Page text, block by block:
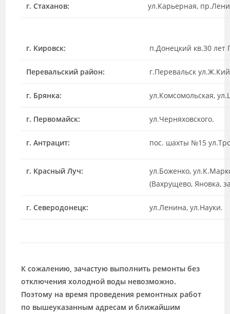
г. Стаханов: ул.Карьерная,
г. Кировск: п.Донецкий кв.30 лет
Перевальский район: г.Перевальск
г. Брянка: ул.Комсомольская,
г. Первомайск: ул.Черняховского.
г. Антрацит: пос. шахты №15
г. Красный Луч:
ул.Боженко,
(Вахрущево, Яновка,
г. Северодонецк: ул.Ленина, ул.Науки.
К сожалению, зачастую выполнить ремонты без
отключения холодной воды невозможно.
Поэтому на время проведения ремонтных работ
по вышеуказанным адресам и ближайшим